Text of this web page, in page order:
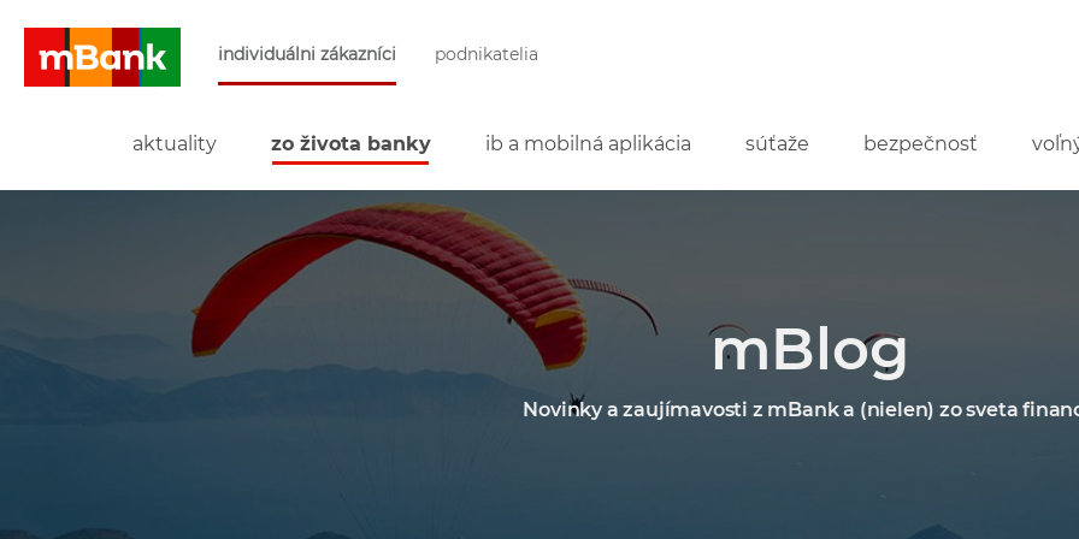
individuálni zákazníci podnikatelia
aktuality zo života banky ib a mobilná aplikácia súťaže bezpečnosť
mBlog
Novinky a zaujímavosti z mBank a (nielen) zo sveta